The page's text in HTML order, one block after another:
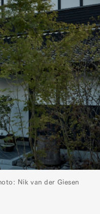
Photo: Nik van der Giesen